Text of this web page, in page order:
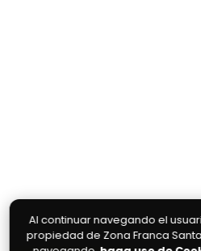
Al continuar navegando el
propiedad de Zona Franca